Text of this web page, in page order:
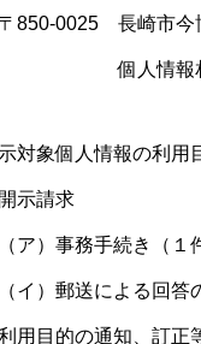
0025 長崎市今博
情報相談受付
対象個人情報の利用
示請求
）事務手続き（１
）郵送による回答
目的の通知、訂正